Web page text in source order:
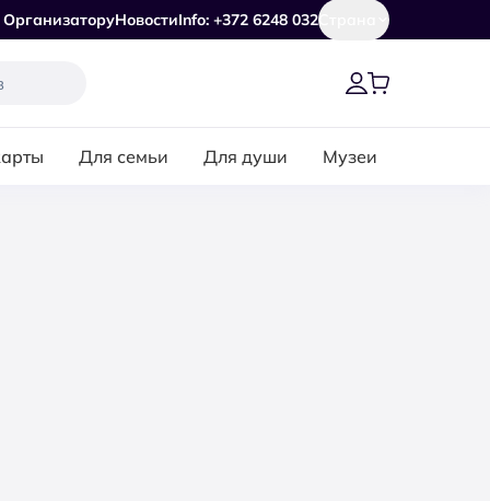
ОрганизаторуНовостиInfo: +372 6248 032Страна
Для семьи Для души Музеи